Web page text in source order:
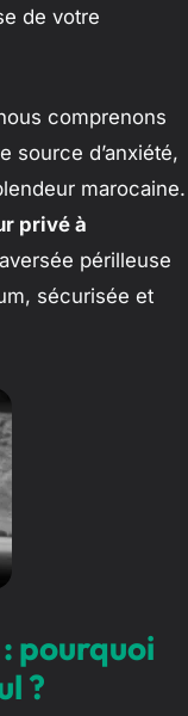
de votre
comprenons
source d’anxiété,
marocaine.
privé à
périlleuse
sécurisée et
pourquoi
?